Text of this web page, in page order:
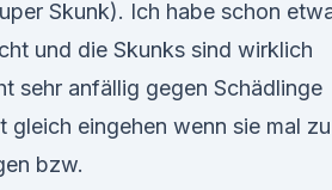
Skunk). Ich habe schon
und die Skunks sind wirklich
sehr anfällig gegen Schädlinge
gleich eingehen wenn sie mal zu
bzw.